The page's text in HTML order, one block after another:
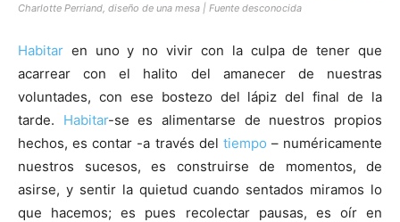
Charlotte Perriand, diseño de una mesa | Fuente desconocida
Habitar en uno y no vivir con la culpa de tener que
acarrear con el halito del amanecer de nuestras
voluntades, con ese bostezo del lápiz del final de la
tarde. Habitar-se es alimentarse de nuestros propios
hechos, es contar -a través del tiempo – numéricamente
nuestros sucesos, es construirse de momentos, de
asirse, y sentir la quietud cuando sentados miramos lo
que hacemos; es pues recolectar pausas, es oír en